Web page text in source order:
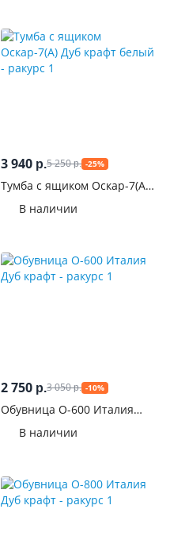
3 940 р.5 250р. -25%
Тумба с ящиком Оскар-7(А)
В наличии
2 750 р.3 050р. -10%
Обувница О-600 Италия
В наличии